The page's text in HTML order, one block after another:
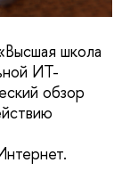
школа
ИТ-
обзор